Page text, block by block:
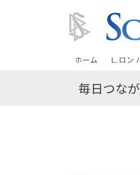
ホーム L. ロン
毎日つな